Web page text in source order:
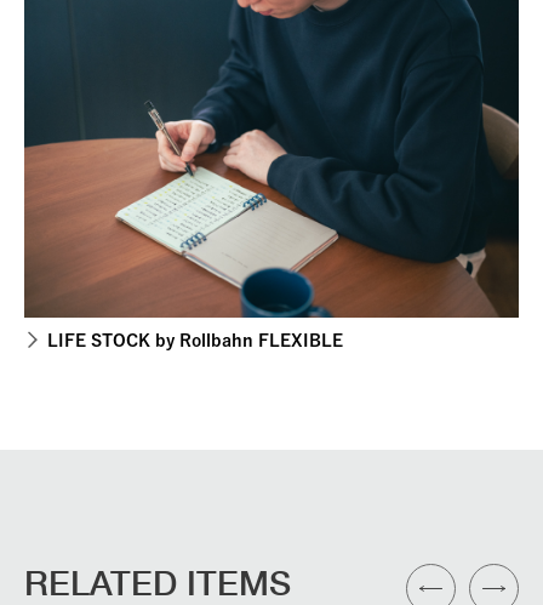
LIFE STOCK by Rollbahn FLEXIBLE
RELATED ITEMS